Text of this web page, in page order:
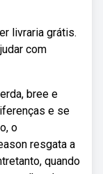
livraria grátis.
com
bree e
e se
o
resgata a
quando